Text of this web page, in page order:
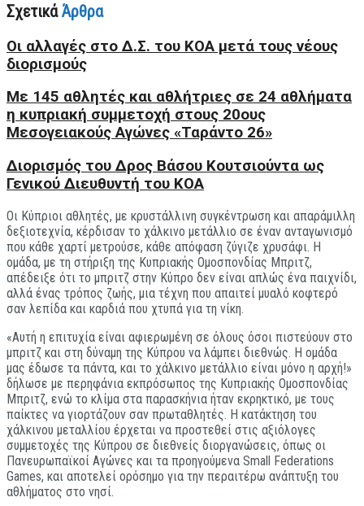
ΣχετικάΆρθρα
Οι αλλαγές στο Δ.Σ. του ΚΟΑ μετά τους νέους
διορισμούς
Με 145 αθλητές και αθλήτριες σε 24 αθλήματα
η κυπριακή συμμετοχή στους 20ους
Μεσογειακούς Αγώνες «Ταράντο 26»
Διορισμός του Δρος Βάσου Κουτσιούντα ως
Γενικού Διευθυντή του KOA
Οι Κύπριοι αθλητές, με κρυστάλλινη συγκέντρωση και απαράμιλλη
δεξιοτεχνία, κέρδισαν το χάλκινο μετάλλιο σε έναν ανταγωνισμό
που κάθε χαρτί μετρούσε, κάθε απόφαση ζύγιζε χρυσάφι. Η
ομάδα, με τη στήριξη της Κυπριακής Ομοσπονδίας Μπριτζ,
απέδειξε ότι το μπριτζ στην Κύπρο δεν είναι απλώς ένα παιχνίδι,
αλλά ένας τρόπος ζωής, μια τέχνη που απαιτεί μυαλό κοφτερό
σαν λεπίδα και καρδιά που χτυπά για τη νίκη.
«Αυτή η επιτυχία είναι αφιερωμένη σε όλους όσοι πιστεύουν στο
μπριτζ και στη δύναμη της Κύπρου να λάμπει διεθνώς. Η ομάδα
μας έδωσε τα πάντα, και το χάλκινο μετάλλιο είναι μόνο η αρχή!»
δήλωσε με περηφάνια εκπρόσωπος της Κυπριακής Ομοσπονδίας
Μπριτζ, ενώ το κλίμα στα παρασκήνια ήταν εκρηκτικό, με τους
παίκτες να γιορτάζουν σαν πρωταθλητές. Η κατάκτηση του
χάλκινου μεταλλίου έρχεται να προστεθεί στις αξιόλογες
συμμετοχές της Κύπρου σε διεθνείς διοργανώσεις, όπως οι
Πανευρωπαϊκοί Αγώνες και τα προηγούμενα Small Federations
Games, και αποτελεί ορόσημο για την περαιτέρω ανάπτυξη του
αθλήματος στο νησί.